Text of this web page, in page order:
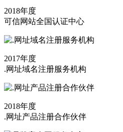
2018年度
可信网站全国认证中心
2017年度
.网址域名注册服务机构
2018年度
.网址产品注册合作伙伴